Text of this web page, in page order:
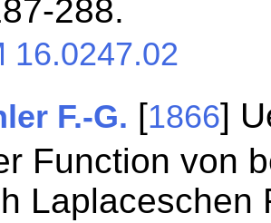
288.
16.0247.02
F.-G. [1866]
Function von
Laplaceschen